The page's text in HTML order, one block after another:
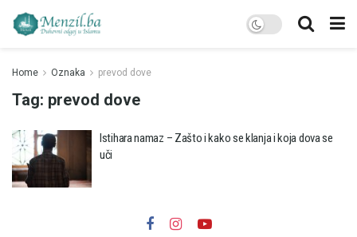
Home Oznaka prevod dove
Tag: prevod dove
Istihara namaz – Zašto i kako se klanja i koja dova se
uči